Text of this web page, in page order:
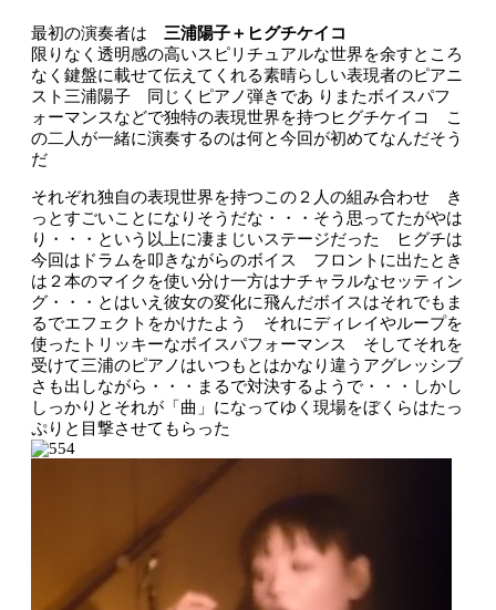
最初の演奏者は 三浦陽子＋ヒグチケイコ
限りなく透明感の高いスピリチュアルな世界を余すところ
なく鍵盤に載せて伝えてくれる素晴らしい表現者のピアニ
スト三浦陽子 同じくピアノ弾きであ りまたボイスパフ
ォーマンスなどで独特の表現世界を持つヒグチケイコ こ
の二人が一緒に演奏するのは何と今回が初めてなんだそう
だ
それぞれ独自の表現世界を持つこの２人の組み合わせ き
っとすごいことになりそうだな・・・そう思ってたがやは
り・・・という以上に凄まじいステージだった ヒグチは
今回はドラムを叩きながらのボイス フロントに出たとき
は２本のマイクを使い分け一方はナチャラルなセッティン
グ・・・とはいえ彼女の変化に飛んだボイスはそれでもま
るでエフェクトをかけたよう それにディレイやループを
使ったトリッキーなボイスパフォーマンス そしてそれを
受けて三浦のピアノはいつもとはかなり違うアグレッシブ
さも出しながら・・・まるで対決するようで・・・しかし
しっかりとそれが「曲」になってゆく現場をぼくらはたっ
ぷりと目撃させてもらった